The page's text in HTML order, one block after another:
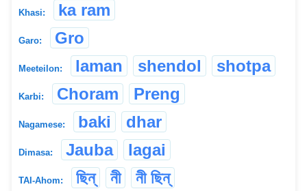
Khasi: ka ram
Garo: Gro
Meeteilon: laman shendol shotpa
Karbi: Choram Preng
Nagamese: baki dhar
Dimasa: Jauba lagai
TAI-Ahom: ছিন্ নী নী ছিন্